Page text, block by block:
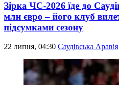
Зірка ЧС-2026 їде до
млн євро – його клуб
підсумками сезону
22 липня, 04:30 Саудівська Аравія